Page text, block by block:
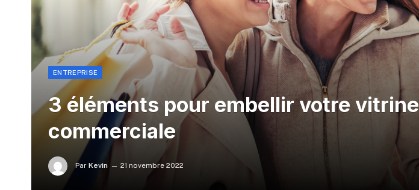
ENTREPRISE
3 éléments pour embellir votre vitrine
commerciale
Par Kevin 21 novembre 2022